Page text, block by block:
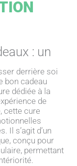
: un
derrière soi
bon cadeau
dédiée à la
de
cette cure
Il s’agit d’un
conçu pour
permettant